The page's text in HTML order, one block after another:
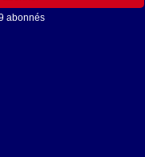
abonnés